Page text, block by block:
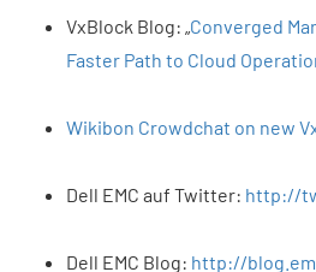
VxBlock Blog: „Converged
Faster Path to Cloud
Wikibon Crowdchat on new
Dell EMC auf Twitter: http://
Dell EMC Blog: http://